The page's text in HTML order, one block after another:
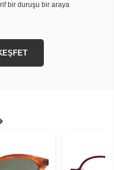
bir duruşu bir araya